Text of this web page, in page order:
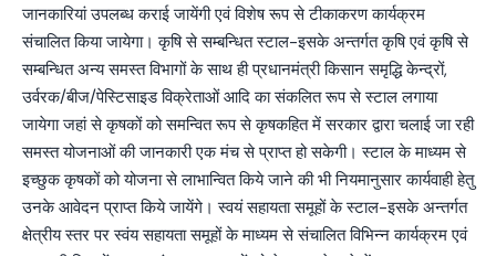
जानकारियां उपलब्ध कराई जायेंगी एवं विशेष रूप से टीकाकरण कार्यक्रम
संचालित किया जायेगा। कृषि से सम्बन्धित स्टाल-इसके अन्तर्गत कृषि एवं कृषि से
सम्बन्धित अन्य समस्त विभागों के साथ ही प्रधानमंत्री किसान समृद्धि केन्द्रों,
उर्वरक/बीज/पेस्टिसाइड विक्रेताओं आदि का संकलित रूप से स्टाल लगाया
जायेगा जहां से कृषकों को समन्वित रूप से कृषकहित में सरकार द्वारा चलाई जा रही
समस्त योजनाओं की जानकारी एक मंच से प्राप्त हो सकेगी। स्टाल के माध्यम से
इच्छुक कृषकों को योजना से लाभान्वित किये जाने की भी नियमानुसार कार्यवाही हेतु
उनके आवेदन प्राप्त किये जायेंगे। स्वयं सहायता समूहों के स्टाल-इसके अन्तर्गत
क्षेत्रीय स्तर पर स्वंय सहायता समूहों के माध्यम से संचालित विभिन्न कार्यक्रम एवं